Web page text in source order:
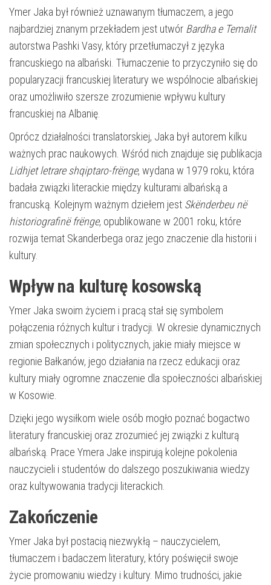
Ymer Jaka był również uznawanym tłumaczem, a jego
najbardziej znanym przekładem jest utwór Bardha e Temalit
autorstwa Pashki Vasy, który przetłumaczył z języka
francuskiego na albański. Tłumaczenie to przyczyniło się do
popularyzacji francuskiej literatury we wspólnocie albańskiej
oraz umożliwiło szersze zrozumienie wpływu kultury
francuskiej na Albanię.
Oprócz działalności translatorskiej, Jaka był autorem kilku
ważnych prac naukowych. Wśród nich znajduje się publikacja
Lidhjet letrare shqiptaro-frënge, wydana w 1979 roku, która
badała związki literackie między kulturami albańską a
francuską. Kolejnym ważnym dziełem jest Skënderbeu në
historiografinë frënge, opublikowane w 2001 roku, które
rozwija temat Skanderbega oraz jego znaczenie dla historii i
kultury.
Wpływ na kulturę kosowską
Ymer Jaka swoim życiem i pracą stał się symbolem
połączenia różnych kultur i tradycji. W okresie dynamicznych
zmian społecznych i politycznych, jakie miały miejsce w
regionie Bałkanów, jego działania na rzecz edukacji oraz
kultury miały ogromne znaczenie dla społeczności albańskiej
w Kosowie.
Dzięki jego wysiłkom wiele osób mogło poznać bogactwo
literatury francuskiej oraz zrozumieć jej związki z kulturą
albańską. Prace Ymera Jake inspirują kolejne pokolenia
nauczycieli i studentów do dalszego poszukiwania wiedzy
oraz kultywowania tradycji literackich.
Zakończenie
Ymer Jaka był postacią niezwykłą – nauczycielem,
tłumaczem i badaczem literatury, który poświęcił swoje
życie promowaniu wiedzy i kultury. Mimo trudności, jakie